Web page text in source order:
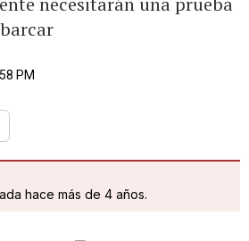
PM
hace más de 4 años.